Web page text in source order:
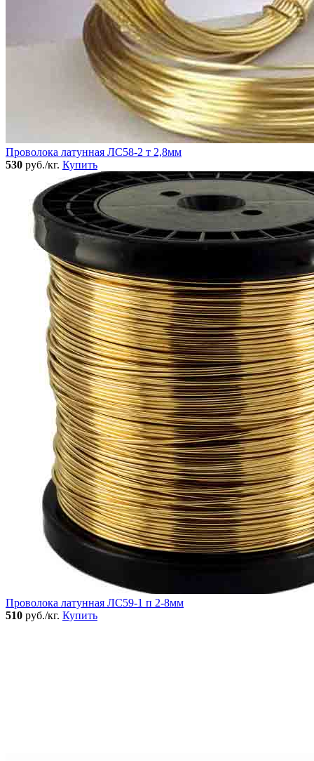
Проволока латунная ЛС58-2 т 2,8мм
530 руб./кг. Купить
Проволока латунная ЛС59-1 п 2-8мм
510 руб./кг. Купить